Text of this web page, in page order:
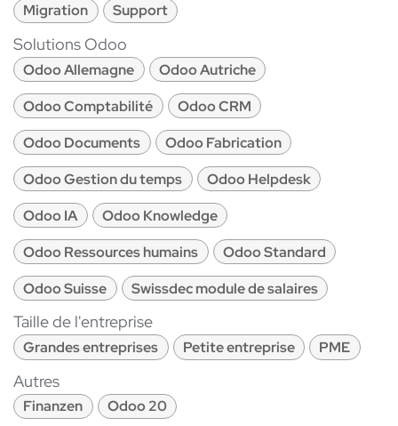
Migration
Support
Solutions Odoo
Odoo Allemagne
Odoo Autriche
Odoo Comptabilité
Odoo CRM
Odoo Documents
Odoo Fabrication
Odoo Gestion du temps
Odoo Helpdesk
Odoo IA
Odoo Knowledge
Odoo Ressources humains
Odoo Standard
Odoo Suisse
Swissdec module de salaires
Taille de l'entreprise
Grandes entreprises Petite entreprise PME
Autres
Finanzen Odoo 20